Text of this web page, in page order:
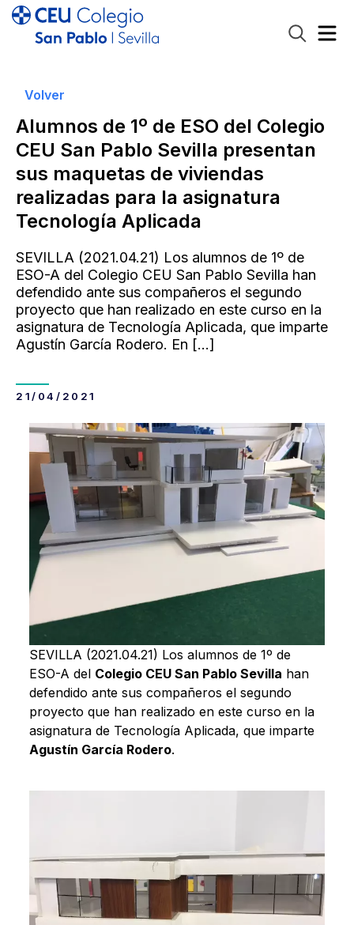
Volver
Alumnos de 1º de ESO del Colegio
CEU San Pablo Sevilla presentan
sus maquetas de viviendas
realizadas para la asignatura
Tecnología Aplicada
SEVILLA (2021.04.21) Los alumnos de 1º de
ESO-A del Colegio CEU San Pablo Sevilla han
defendido ante sus compañeros el segundo
proyecto que han realizado en este curso en la
asignatura de Tecnología Aplicada, que imparte
Agustín García Rodero. En […]
21/04/2021
SEVILLA (2021.04.21) Los alumnos de 1º de
ESO-A del Colegio CEU San Pablo Sevilla han
defendido ante sus compañeros el segundo
proyecto que han realizado en este curso en la
asignatura de Tecnología Aplicada, que imparte
Agustín García Rodero.